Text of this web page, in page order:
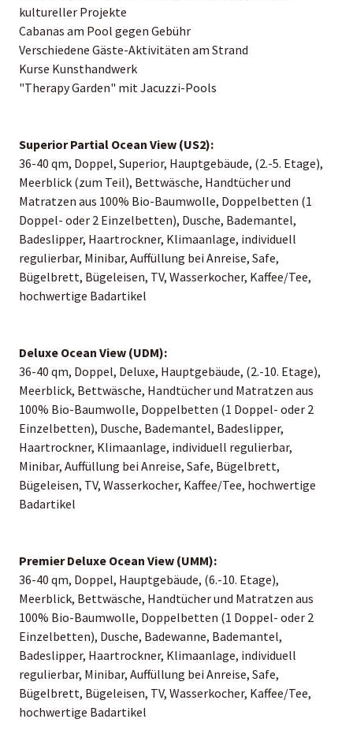
kultureller Projekte
Cabanas am Pool gegen Gebühr
Verschiedene Gäste-Aktivitäten am Strand
Kurse Kunsthandwerk
"Therapy Garden" mit Jacuzzi-Pools
Superior Partial Ocean View (US2):
36-40 qm, Doppel, Superior, Hauptgebäude, (2.-5. Etage),
Meerblick (zum Teil), Bettwäsche, Handtücher und
Matratzen aus 100% Bio-Baumwolle, Doppelbetten (1
Doppel- oder 2 Einzelbetten), Dusche, Bademantel,
Badeslipper, Haartrockner, Klimaanlage, individuell
regulierbar, Minibar, Auffüllung bei Anreise, Safe,
Bügelbrett, Bügeleisen, TV, Wasserkocher, Kaffee/Tee,
hochwertige Badartikel
Deluxe Ocean View (UDM):
36-40 qm, Doppel, Deluxe, Hauptgebäude, (2.-10. Etage),
Meerblick, Bettwäsche, Handtücher und Matratzen aus
100% Bio-Baumwolle, Doppelbetten (1 Doppel- oder 2
Einzelbetten), Dusche, Bademantel, Badeslipper,
Haartrockner, Klimaanlage, individuell regulierbar,
Minibar, Auffüllung bei Anreise, Safe, Bügelbrett,
Bügeleisen, TV, Wasserkocher, Kaffee/Tee, hochwertige
Badartikel
Premier Deluxe Ocean View (UMM):
36-40 qm, Doppel, Hauptgebäude, (6.-10. Etage),
Meerblick, Bettwäsche, Handtücher und Matratzen aus
100% Bio-Baumwolle, Doppelbetten (1 Doppel- oder 2
Einzelbetten), Dusche, Badewanne, Bademantel,
Badeslipper, Haartrockner, Klimaanlage, individuell
regulierbar, Minibar, Auffüllung bei Anreise, Safe,
Bügelbrett, Bügeleisen, TV, Wasserkocher, Kaffee/Tee,
hochwertige Badartikel